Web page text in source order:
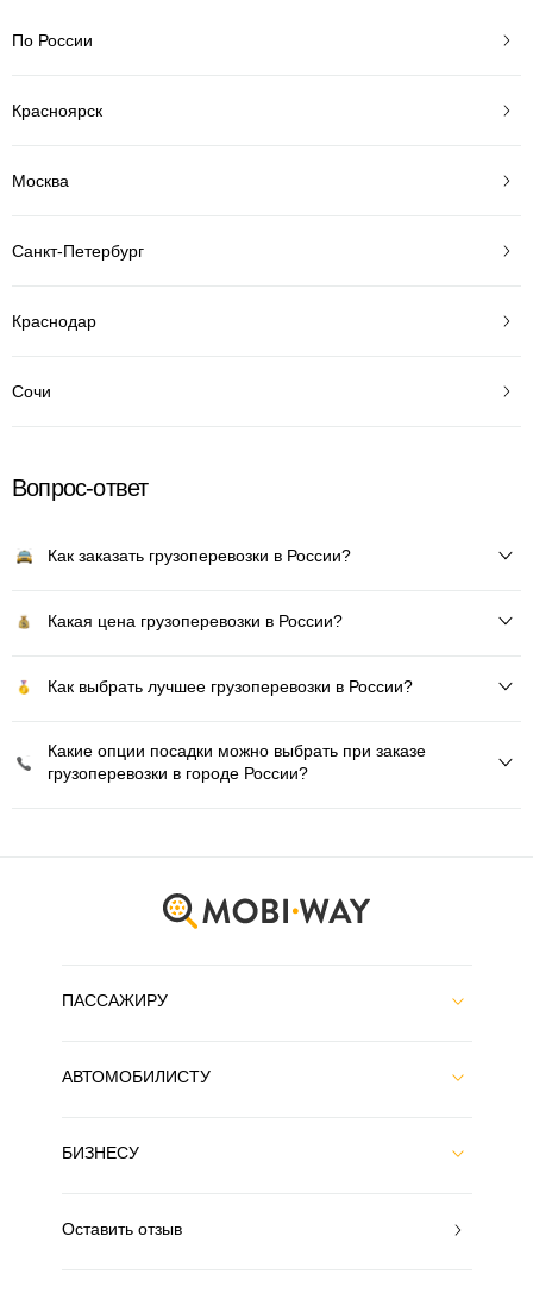
По России
Красноярск
Москва
Санкт-Петербург
Краснодар
Сочи
Вопрос-ответ
Как заказать грузоперевозки в России?
Какая цена грузоперевозки в России?
Как выбрать лучшее грузоперевозки в России?
Какие опции посадки можно выбрать при заказе
грузоперевозки в городе России?
ПАССАЖИРУ
АВТОМОБИЛИСТУ
БИЗНЕСУ
Оставить отзыв